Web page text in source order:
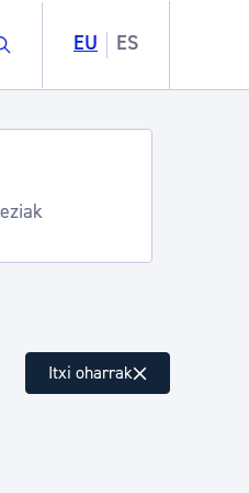
EU ES
Telmo,
Itxi oharrak